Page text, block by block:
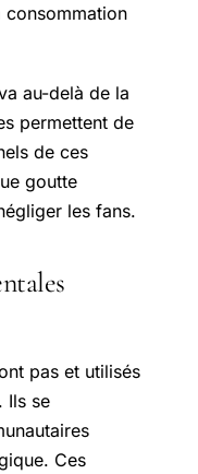
au-delà de la
permettent de
de ces
goutte
les fans.
pas et utilisés
Ils se
Ces